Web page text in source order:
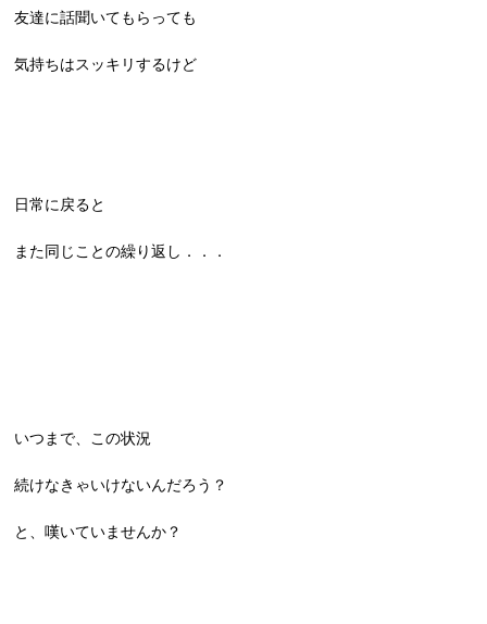
友達に話聞いてもらっても
気持ちはスッキリするけど
日常に戻ると
また同じことの繰り返し．．．
いつまで、この状況
続けなきゃいけないんだろう？
と、嘆いていませんか？